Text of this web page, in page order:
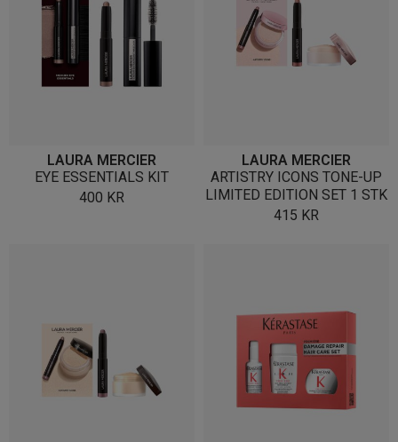
LAURA MERCIER
EYE ESSENTIALS KIT
400 KR
LAURA MERCIER
ARTISTRY ICONS TONE-UP
LIMITED EDITION SET 1 STK
415 KR